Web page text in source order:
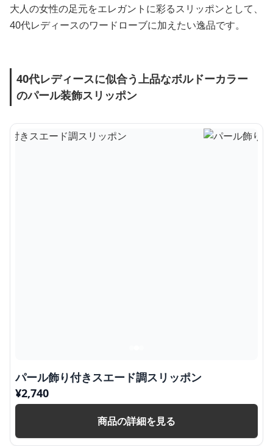
大人の女性の足元をエレガントに彩るスリッポンとして、
40代レディースのワードローブに加えたい逸品です。
40代レディースに似合う上品なボルドーカラー
のパール装飾スリッポン
パール飾り付きスエード調スリッポン
¥2,740
商品の詳細を見る